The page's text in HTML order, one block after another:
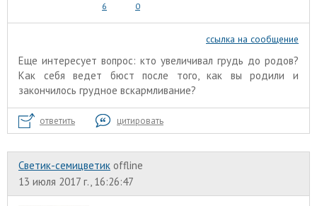
6 0
ссылка на сообщение
Еще интересует вопрос: кто увеличивал грудь до родов?
Как себя ведет бюст после того, как вы родили и
закончилось грудное вскармливание?
ответить цитировать
Светик-семицветик offline
13 июля 2017 г., 16:26:47